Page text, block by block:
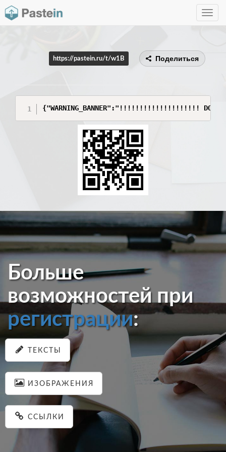
Toggle
https://pastein.ru/t/w1B Поделиться
{"WARNING_BANNER":"!!!!!!!!!!!!!!!!!!!! DO NOT
Больше
возможностей при
регистрации:
ТЕКСТЫ
ИЗОБРАЖЕНИЯ
ССЫЛКИ